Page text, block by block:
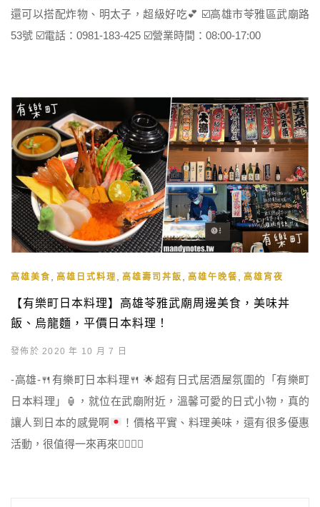
還可以搭配炸物、明太子，超級好吃💕 ☑️高雄市苓雅區武廟路
53號 ☑️電話：0981-183-425 ☑️營業時間：08:00-17:00
高雄美食 高雄日式料理 高雄壽司丼飯 高雄午晚餐 高雄宵夜
【有樂町日本料理】高雄苓雅武廟周邊美食，美味丼
飯、烏龍麵，平價日本料理！
發佈於 2020 年 10 月 7 日
-高雄-🍴 有樂町日本料理🍴 🌟超有日式居酒屋氛圍的「有樂町
日本料理」
🏮 ，就位在武廟附近，溫馨可愛的日式小物，真的
讓人到日本的感覺啊
！價格平實、料理美味，還有很多優惠
活動，很值得一來再來👍🏻👍🏻